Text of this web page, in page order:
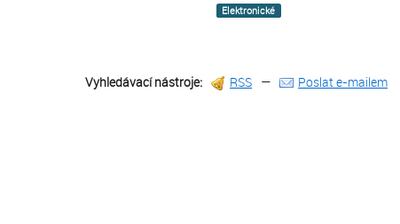
Elektronické
Vyhledávací nástroje: RSS — Poslat e-mailem